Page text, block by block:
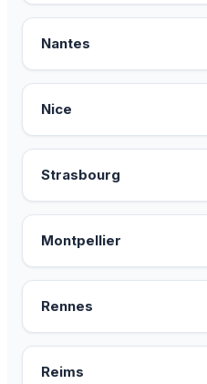
Nantes
Nice
Strasbourg
Montpellier
Rennes
Reims